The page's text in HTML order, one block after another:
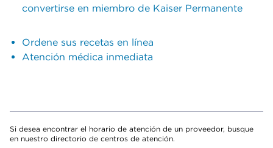
convertirse en miembro de Kaiser Permanente
Ordene sus recetas en línea
Atención médica inmediata
Si desea encontrar el horario de atención de un proveedor, busque
en nuestro directorio de centros de atención.